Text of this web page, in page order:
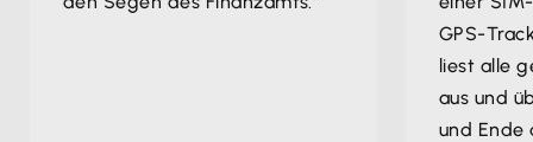
GPS-
liest alle
aus und
und Ende